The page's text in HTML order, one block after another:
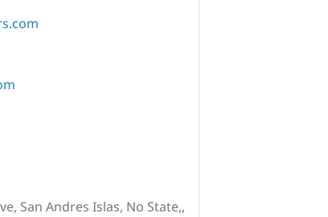
San Andres Islas, No State,,